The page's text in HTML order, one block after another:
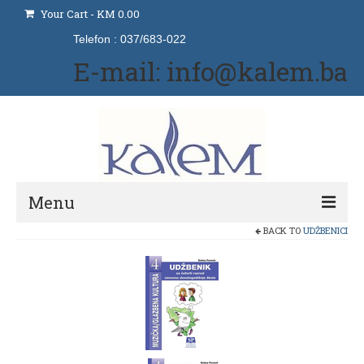
Your Cart - KM 0.00
Telefon : 037/683-022
E-mail: info@kalem.ba
Menu
Udžbenici i priručnici
BACK TO UDŽBENICI